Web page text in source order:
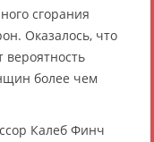
сгорания
Оказалось, что
вероятность
более чем
Калеб Финч